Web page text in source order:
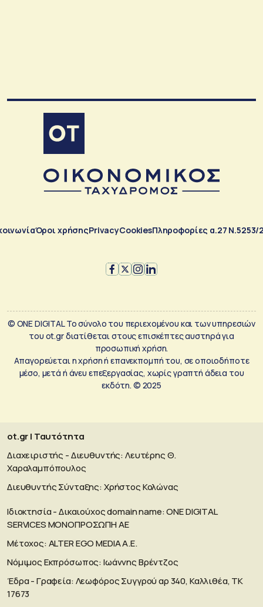
Όροι χρήσηςPrivacyCookiesΠληροφορίες α.27 Ν.5253/
© ONE DIGITAL Το σύνολο του περιεχομένου και των υπηρεσιών
του ot.gr διατίθεται στους επισκέπτες αυστηρά για
προσωπική χρήση.
Απαγορεύεται η χρήση ή επανεκπομπή του, σε οποιοδήποτε
μέσο, μετά ή άνευ επεξεργασίας, χωρίς γραπτή άδεια του
εκδότη. © 2025
ot.gr | Ταυτότητα
Διαχειριστής - Διευθυντής: Λευτέρης Θ.
Χαραλαμπόπουλος
Διευθυντής Σύνταξης: Χρήστος Κολώνας
Ιδιοκτησία - Δικαιούχος domain name: ΟΝΕ DIGITAL
SERVICES MONOΠΡΟΣΩΠΗ ΑΕ
Μέτοχος: ALTER EGO MEDIA A.E.
Νόμιμος Εκπρόσωπος: Ιωάννης Βρέντζος
Έδρα - Γραφεία: Λεωφόρος Συγγρού αρ 340, Καλλιθέα, ΤΚ
17673